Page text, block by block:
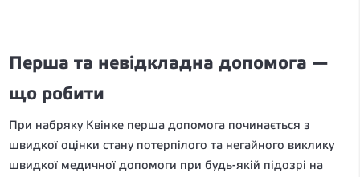
Перша та невідкладна допомога —
що робити
При набряку Квінке перша допомога починається з
швидкої оцінки стану потерпілого та негайного виклику
швидкої медичної допомоги при будь-якій підозрі на